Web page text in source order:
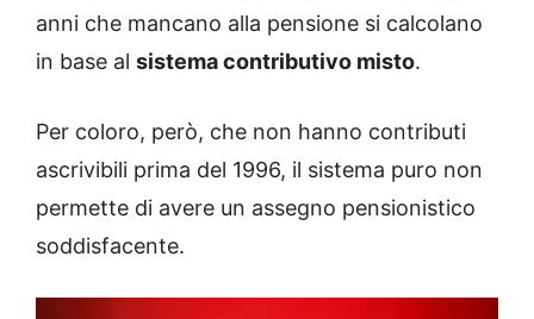
anni che mancano alla pensione si calcolano
in base al sistema contributivo misto.
Per coloro, però, che non hanno contributi
ascrivibili prima del 1996, il sistema puro non
permette di avere un assegno pensionistico
soddisfacente.